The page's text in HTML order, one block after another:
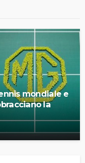
mondiale e
la